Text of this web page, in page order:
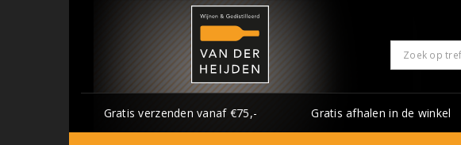
Gratis verzenden vanaf €75,- Gratis afhalen in de winkel